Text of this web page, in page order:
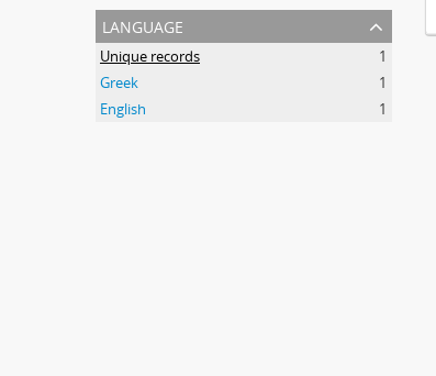
language
Unique records
1
Greek
1
English
1